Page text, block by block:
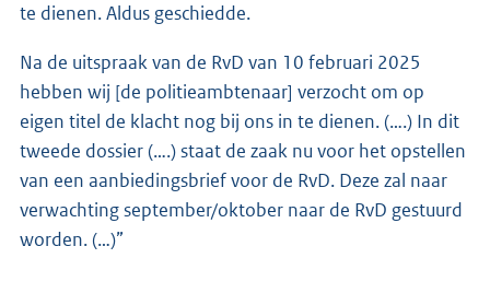
te dienen. Aldus geschiedde.
Na de uitspraak van de RvD van 10 februari 2025
hebben wij [de politieambtenaar] verzocht om op
eigen titel de klacht nog bij ons in te dienen. (….) In dit
tweede dossier (….) staat de zaak nu voor het opstellen
van een aanbiedingsbrief voor de RvD. Deze zal naar
verwachting september/oktober naar de RvD gestuurd
worden. (…)”